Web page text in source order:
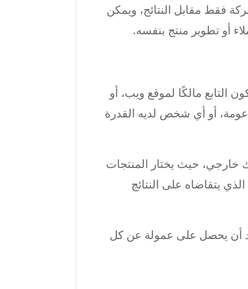
فقط مقابل النتائج، ويمكن
أو تطوير منتج بنفسه.
مالكًا لموقع ويب، أو
أو أي شخص لديه القدرة
خارجي، حيث يختار المنتجات
يتقاضاه على النتائج
أن يحصل على عمولة عن كل